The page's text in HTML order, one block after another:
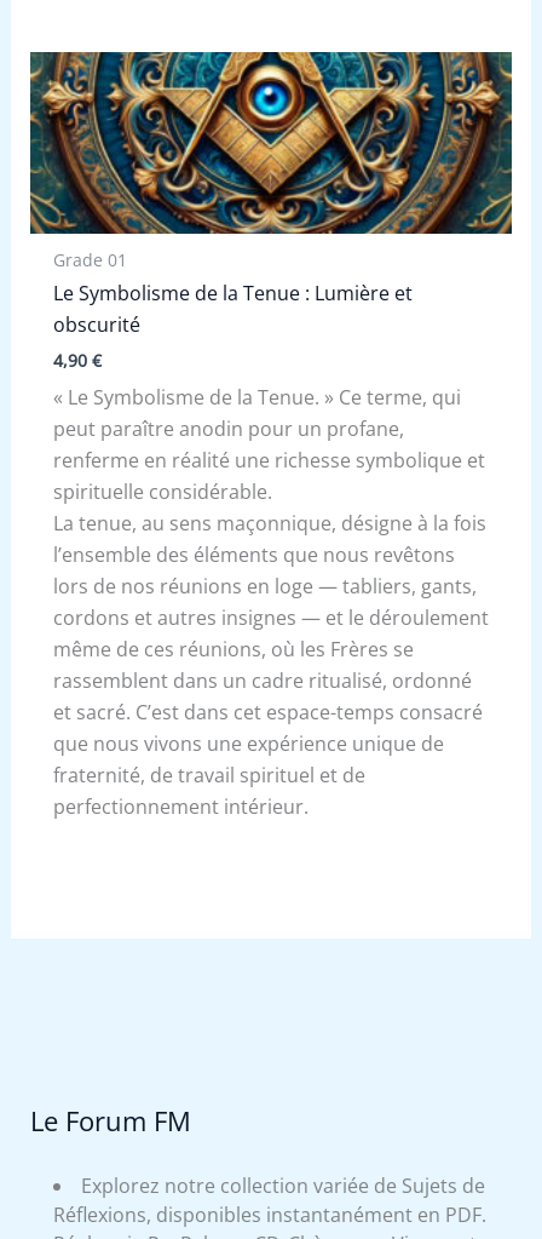
Grade 01
Le Symbolisme de la Tenue : Lumière et
obscurité
4,90 €
« Le Symbolisme de la Tenue. » Ce terme, qui
peut paraître anodin pour un profane,
renferme en réalité une richesse symbolique et
spirituelle considérable.
La tenue, au sens maçonnique, désigne à la fois
l’ensemble des éléments que nous revêtons
lors de nos réunions en loge — tabliers, gants,
cordons et autres insignes — et le déroulement
même de ces réunions, où les Frères se
rassemblent dans un cadre ritualisé, ordonné
et sacré. C’est dans cet espace-temps consacré
que nous vivons une expérience unique de
fraternité, de travail spirituel et de
perfectionnement intérieur.
Le Forum FM
Explorez notre collection variée de Sujets de
Réflexions, disponibles instantanément en PDF.